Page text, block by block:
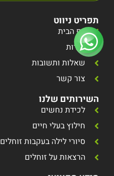
תפריט ניווט
דף הבית
אודות
שאלות ותשובות
צור קשר
השירותים שלנו
לכידת נחשים
חילוץ בעלי חיים
סיורי לילה בעקבות זוחלים
הרצאות על זוחלים